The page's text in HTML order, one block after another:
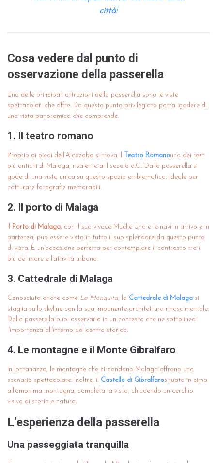
città!
Cosa vedere dal punto di
osservazione della passerella
Una delle principali attrazioni della passerella sono le viste
spettacolari che offre. Da questo punto privilegiato potrai godere di
una vista panoramica che comprende:
1. Il teatro romano
Proprio ai piedi dell’Alcazaba si trova il Teatro Romanouno dei resti
più antichi di Malaga, risalente al I secolo a.C.. Dalla passerella si
gode di una vista unica su questo spazio emblematico, ideale per
catturare fotografie memorabili.
2. Il porto di Malaga
Il Porto di Malaga, con il suo vivace Muelle Uno e le navi in arrivo e in
partenza, può essere visto in tutto il suo splendore da questo punto
di vista. È un’occasione perfetta per contemplare il contrasto tra il
blu del mare e l’attività urbana.
3. Cattedrale di Malaga
Conosciuta anche come La Manquita, la Cattedrale di Malaga si
staglia sullo skyline con la sua imponente architettura rinascimentale.
Dalla passerella puoi osservarla in un contesto che ne sottolinea
l’importanza all’interno del centro storico.
4. Le montagne e il Monte Gibralfaro
In lontananza, le montagne che circondano Malaga offrono uno
scenario spettacolare. Inoltre, il Castello di Gibralfarosituato in cima
all’omonima montagna, completa la vista, chiudendo un cerchio
visivo di storia e natura.
L’esperienza della passerella
Una passeggiata tranquilla